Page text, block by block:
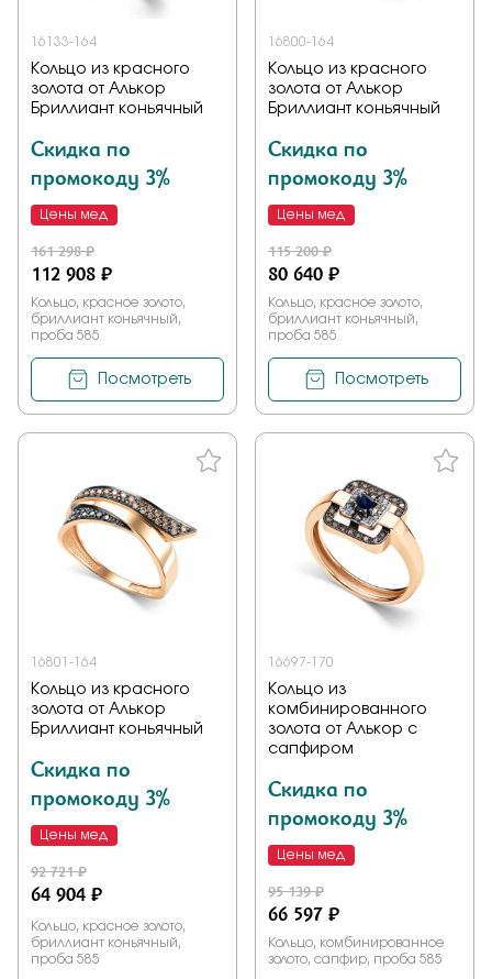
16133-164
Кольцо из красного
золота от Алькор
Бриллиант коньячный
Скидка по
промокоду 3%
Цены мед
161 298 ₽
112 908 ₽
Кольцо, красное золото,
бриллиант коньячный,
проба 585
Посмотреть
16800-164
Кольцо из красного
золота от Алькор
Бриллиант коньячный
Скидка по
промокоду 3%
Цены мед
115 200 ₽
80 640 ₽
Кольцо, красное золото,
бриллиант коньячный,
проба 585
Посмотреть
16801-164
Кольцо из красного
золота от Алькор
Бриллиант коньячный
Скидка по
промокоду 3%
Цены мед
92 721 ₽
64 904 ₽
Кольцо, красное золото,
бриллиант коньячный,
проба 585
16697-170
Кольцо из
комбинированного
золота от Алькор с
сапфиром
Скидка по
промокоду 3%
Цены мед
95 139 ₽
66 597 ₽
Кольцо, комбинированное
золото, сапфир, проба 585